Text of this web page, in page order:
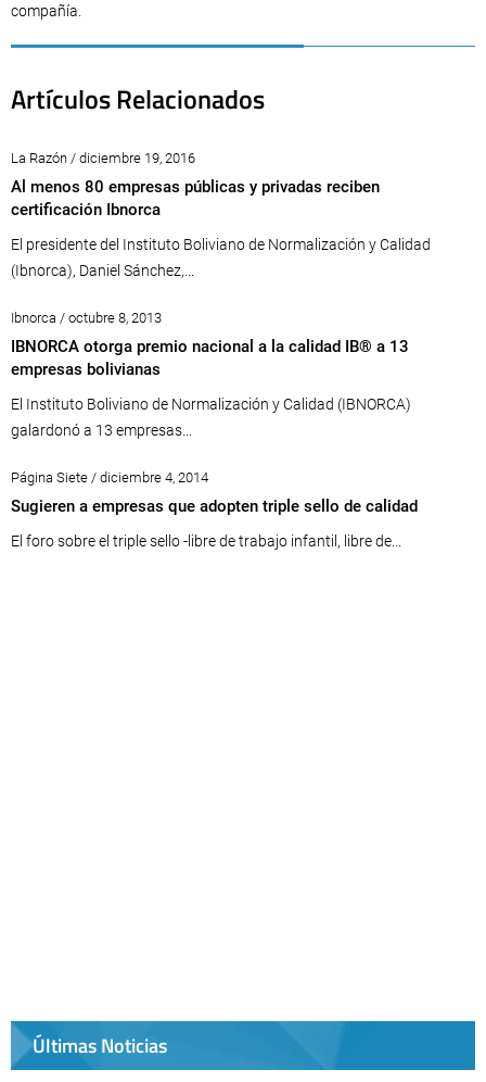
compañía.
Artículos Relacionados
La Razón / diciembre 19, 2016
Al menos 80 empresas públicas y privadas reciben
certificación Ibnorca
El presidente del Instituto Boliviano de Normalización y Calidad
(Ibnorca), Daniel Sánchez,...
Ibnorca / octubre 8, 2013
IBNORCA otorga premio nacional a la calidad IB® a 13
empresas bolivianas
El Instituto Boliviano de Normalización y Calidad (IBNORCA)
galardonó a 13 empresas...
Página Siete / diciembre 4, 2014
Sugieren a empresas que adopten triple sello de calidad
El foro sobre el triple sello -libre de trabajo infantil, libre de...
Últimas Noticias